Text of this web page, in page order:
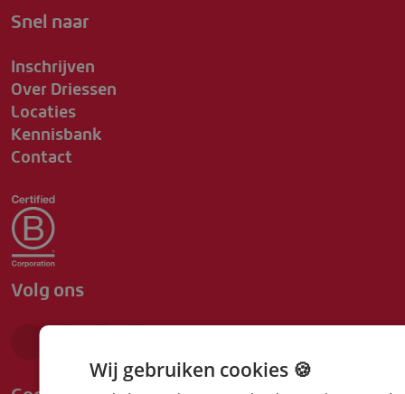
Snel naar
Inschrijven
Over Driessen
Locaties
Kennisbank
Contact
Volg ons
Wij gebruiken cookies 🍪